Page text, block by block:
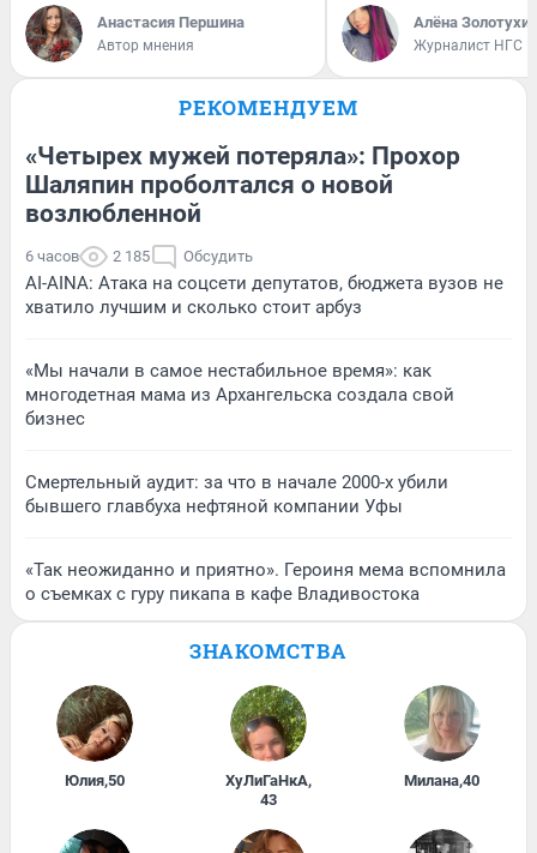
Анастасия Першина
Автор мнения
Алёна
Журналист НГС
РЕКОМЕНДУЕМ
«Четырех мужей потеряла»: Прохор
Шаляпин проболтался о новой
возлюбленной
6 часов 2 185 Обсудить
AI-AINA: Атака на соцсети депутатов, бюджета вузов не
хватило лучшим и сколько стоит арбуз
«Мы начали в самое нестабильное время»: как
многодетная мама из Архангельска создала свой
бизнес
Смертельный аудит: за что в начале 2000-х убили
бывшего главбуха нефтяной компании Уфы
«Так неожиданно и приятно». Героиня мема вспомнила
о съемках с гуру пикапа в кафе Владивостока
ЗНАКОМСТВА
Юлия,50 ХуЛиГаНкА,
43
Милана,40